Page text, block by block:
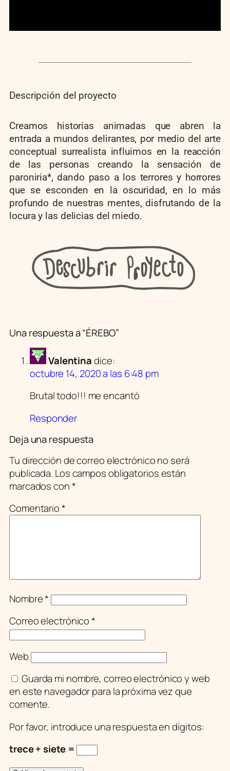
Descripción del proyecto
Creamos historias animadas que abren la
entrada a mundos delirantes, por medio del arte
conceptual surrealista influimos en la reacción
de las personas creando la sensación de
paroniria*, dando paso a los terrores y horrores
que se esconden en la oscuridad, en lo más
profundo de nuestras mentes, disfrutando de la
locura y las delicias del miedo.
Una respuesta a “ÉREBO”
Valentinadice:
octubre 14, 2020 a las 6:48 pm
Brutal todo!!! me encantó
Responder
Deja una respuesta
Tu dirección de correo electrónico no será
publicada. Los campos obligatorios están
marcados con*
Comentario*
Nombre*
Correo electrónico*
Web
Guarda mi nombre, correo electrónico y web
en este navegador para la próxima vez que
comente.
Por favor, introduce una respuesta en dígitos:
trece + siete =